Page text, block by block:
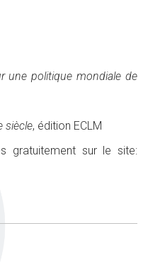
une politique mondiale de
siècle, édition ECLM
gratuitement sur le site: